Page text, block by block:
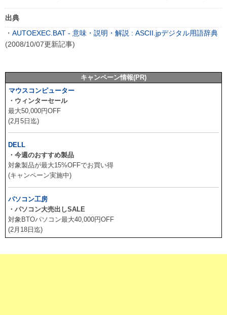
出典
・ AUTOEXEC.BAT - 意味・説明・解説 : ASCII.jpデジタル用語辞典
(2008/10/07更新記事)
キャンペーン情報(PR)
マウスコンピューター
・ウィンターセール
最大50,000円OFF
(2月5日迄)
DELL
・今週のおすすめ製品
対象製品が最大15%OFFでお買い得
(キャンペーン実施中)
パソコン工房
・パソコン大売出しSALE
対象BTOパソコン最大40,000円OFF
(2月18日迄)